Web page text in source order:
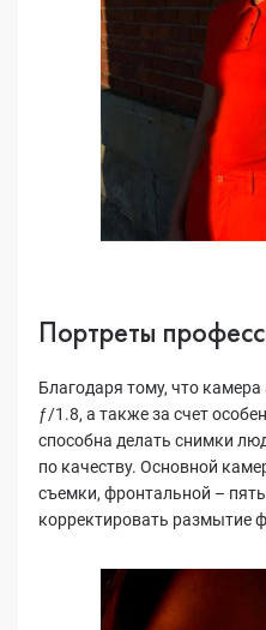
Портреты
Благодаря тому, что
ƒ/1.8, а также за счет
способна делать снимки
по качеству. Основной
съемки, фронтальной –
корректировать размытие